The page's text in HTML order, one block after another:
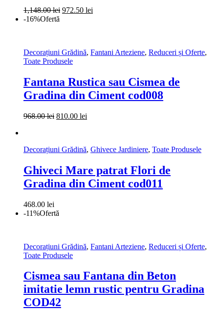
1,148.00lei Prețul
972.50 lei
-16%Ofertă
Decorațiuni Grădină, Fantani Arteziene, Reduceri și Oferte,
Toate Produsele
Fantana Rustica sau Cismea de
Gradina din Ciment cod008
968.00lei Prețul
968.00 lei.
810.00 lei
Decorațiuni Grădină, Ghivece Jardiniere, Toate Produsele
Ghiveci Mare patrat Flori de
Gradina din Ciment cod011
468.00 lei
-11%Ofertă
Decorațiuni Grădină, Fantani Arteziene, Reduceri și Oferte,
Toate Produsele
Cismea sau Fantana din Beton
imitatie lemn rustic pentru Gradina
COD42